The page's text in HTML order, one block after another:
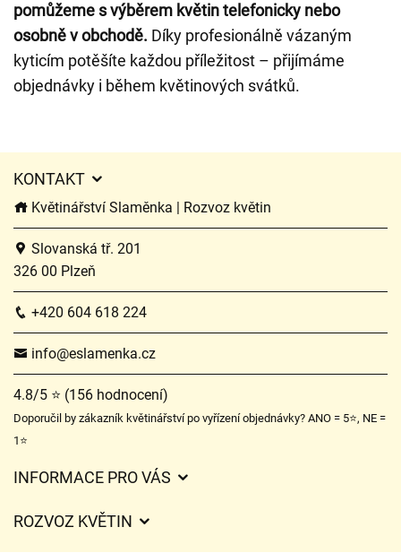
pomůžeme s výběrem květin telefonicky nebo
osobně v obchodě. Díky profesionálně vázaným
kyticím potěšíte každou příležitost – přijímáme
objednávky i během květinových svátků.
KONTAKT
Květinářství Slaměnka | Rozvoz květin
Slovanská tř. 201
326 00 Plzeň
+420 604 618 224
info@eslamenka.cz
4.8/5 ⭐ (156 hodnocení)
Doporučil by zákazník květinářství po vyřízení objednávky? ANO = 5⭐, NE =
1⭐
INFORMACE PRO VÁS
ROZVOZ KVĚTIN